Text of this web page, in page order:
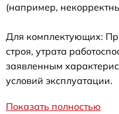
(например,
Для комплектующих:
строя, утрата
заявленным
условий эксплуатации.
Показать полностью